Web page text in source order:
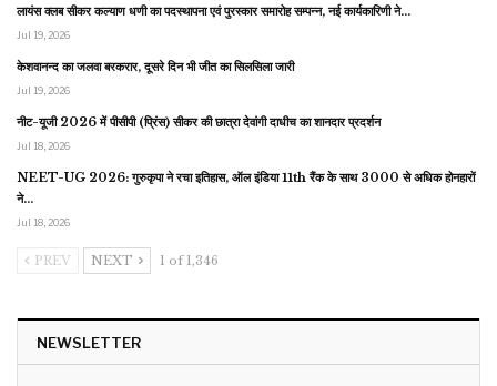
लायंस क्लब सीकर कल्याण धणी का पदस्थापना एवं पुरस्कार समारोह सम्पन्न, नई कार्यकारिणी ने…
Jul 19, 2026
केशवानन्द का जलवा बरकरार, दूसरे दिन भी जीत का सिलसिला जारी
Jul 19, 2026
नीट-यूजी 2026 में पीसीपी (प्रिंस) सीकर की छात्रा देवांगी दाधीच का शानदार प्रदर्शन
Jul 18, 2026
NEET-UG 2026: गुरुकृपा ने रचा इतिहास, ऑल इंडिया 11th रैंक के साथ 3000 से अधिक होनहारों
ने…
Jul 18, 2026
PREV NEXT 1 of 1,346
NEWSLETTER